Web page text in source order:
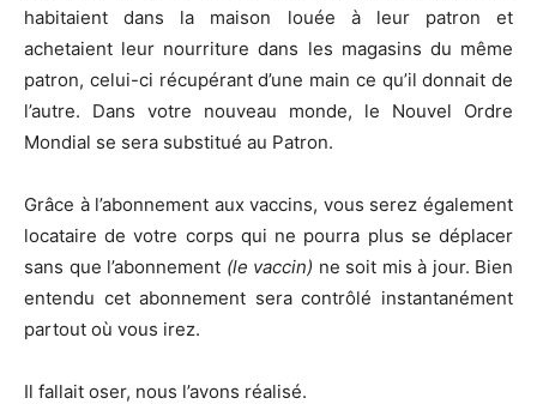
habitaient dans la maison louée à leur patron et
achetaient leur nourriture dans les magasins du même
patron, celui-ci récupérant d’une main ce qu’il donnait de
l’autre. Dans votre nouveau monde, le Nouvel Ordre
Mondial se sera substitué au Patron.
Grâce à l’abonnement aux vaccins, vous serez également
locataire de votre corps qui ne pourra plus se déplacer
sans que l’abonnement (le vaccin) ne soit mis à jour. Bien
entendu cet abonnement sera contrôlé instantanément
partout où vous irez.
Il fallait oser, nous l’avons réalisé.